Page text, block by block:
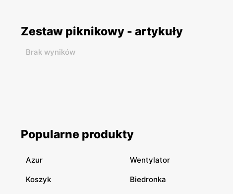
Zestaw piknikowy - artykuły
Brak wyników
Popularne produkty
Azur Wentylator
Koszyk Biedronka